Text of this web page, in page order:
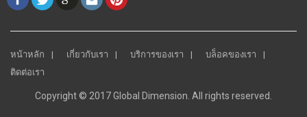
หน้าหลัก เกี่ยวกับเรา บริการของเรา
บล็อคของเรา
ติดต่อเรา
Copyright © 2017 Global Dimension. All rights reserved.